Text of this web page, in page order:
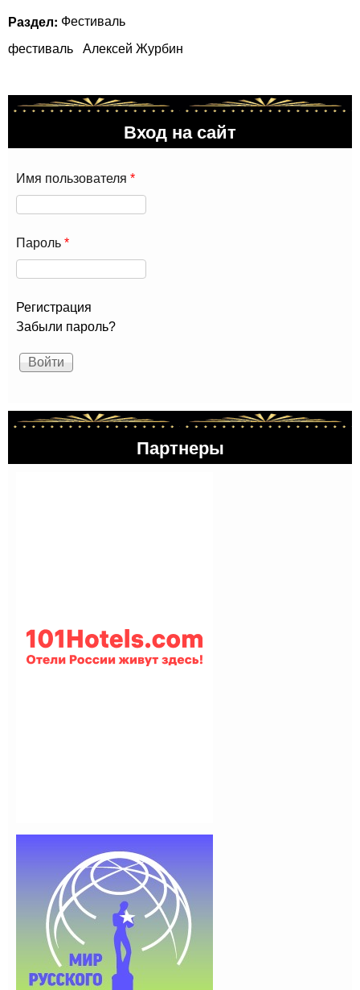
Раздел: Фестиваль
фестиваль
Алексей Журбин
Вход на сайт
Имя пользователя *
Пароль *
Регистрация
Забыли пароль?
Партнеры